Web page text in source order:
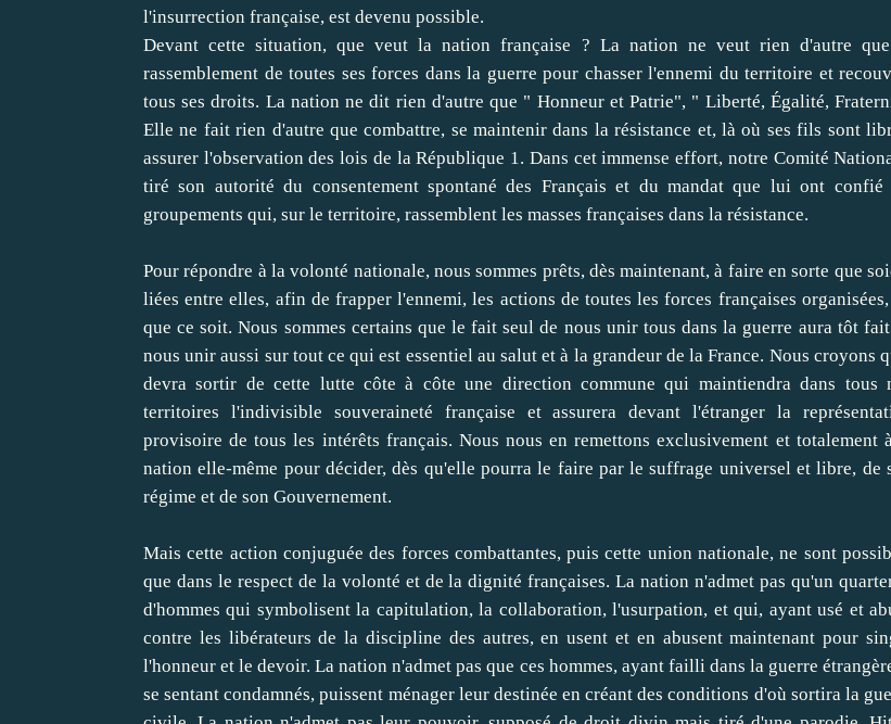
l'insurrection française, est devenu possible.
Devant cette situation, que veut la nation française ? La nation ne veut rien d'autre
rassemblement de toutes ses forces dans la guerre pour chasser l'ennemi du territoire et
tous ses droits. La nation ne dit rien d'autre que " Honneur et Patrie", " Liberté, Égalité,
Elle ne fait rien d'autre que combattre, se maintenir dans la résistance et, là où ses fils sont
assurer l'observation des lois de la République 1. Dans cet immense effort, notre Comité
tiré son autorité du consentement spontané des Français et du mandat que lui ont confié
groupements qui, sur le territoire, rassemblent les masses françaises dans la résistance.
Pour répondre à la volonté nationale, nous sommes prêts, dès maintenant, à faire en sorte que
liées entre elles, afin de frapper l'ennemi, les actions de toutes les forces françaises
que ce soit. Nous sommes certains que le fait seul de nous unir tous dans la guerre aura tôt
nous unir aussi sur tout ce qui est essentiel au salut et à la grandeur de la France. Nous croyons
devra sortir de cette lutte côte à côte une direction commune qui maintiendra dans tous
territoires l'indivisible souveraineté française et assurera devant l'étranger la
provisoire de tous les intérêts français. Nous nous en remettons exclusivement et totalement
nation elle-même pour décider, dès qu'elle pourra le faire par le suffrage universel et libre, de
régime et de son Gouvernement.
Mais cette action conjuguée des forces combattantes, puis cette union nationale, ne sont
que dans le respect de la volonté et de la dignité françaises. La nation n'admet pas qu'un
d'hommes qui symbolisent la capitulation, la collaboration, l'usurpation, et qui, ayant usé et
contre les libérateurs de la discipline des autres, en usent et en abusent maintenant pour
l'honneur et le devoir. La nation n'admet pas que ces hommes, ayant failli dans la guerre
se sentant condamnés, puissent ménager leur destinée en créant des conditions d'où sortira la